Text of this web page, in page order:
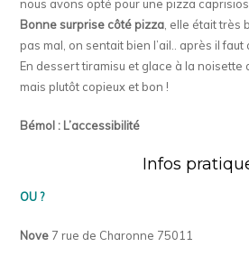
nous avons opté pour une pizza
Bonne surprise côté pizza , elle était
pas mal, on sentait bien l’ail.. après il faut
En dessert tiramisu et glace à la noisette
mais plutôt copieux et bon !
Bémol : L’accessibilité
Infos
OU ?
Nove 7 rue de Charonne 75011